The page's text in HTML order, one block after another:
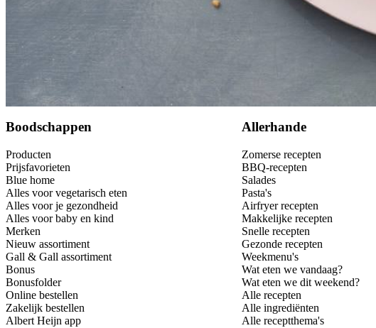
Boodschappen
Producten
Prijsfavorieten
Blue home
Alles voor vegetarisch eten
Alles voor je gezondheid
Alles voor baby en kind
Merken
Nieuw assortiment
Gall & Gall assortiment
Bonus
Bonusfolder
Online bestellen
Zakelijk bestellen
Albert Heijn app
Allerhande
Zomerse recepten
BBQ-recepten
Salades
Pasta's
Airfryer recepten
Makkelijke recepten
Snelle recepten
Gezonde recepten
Weekmenu's
Wat eten we vandaag?
Wat eten we dit weekend?
Alle recepten
Alle ingrediënten
Alle receptthema's